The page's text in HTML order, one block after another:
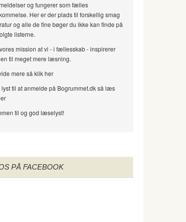
og fungerer som fælles
Her er der plads til forskellig smag
og alle de fine bøger du ikke kan finde på
listerne.
mission at vi - i fællesskab - inspirerer
til meget mere læsning.
mere så klik her
lyst til at anmelde på Bogrummet.dk så læs
til og god læselyst!
PÅ FACEBOOK